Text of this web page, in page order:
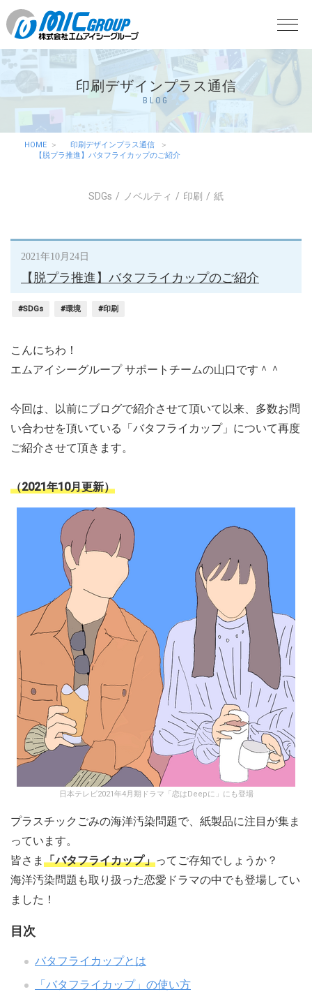
印刷デザインプラス通信
BLOG
HOME
印刷デザインプラス通信
【脱プラ推進】バタフライカップのご紹介
SDGs ノベルティ 印刷 紙
2021年10月24日
【脱プラ推進】バタフライカップのご紹介
#SDGs #環境 #印刷
こんにちわ！
エムアイシーグループ サポートチームの山口です＾＾
今回は、以前にブログで紹介させて頂いて以来、多数お問
い合わせを頂いている「バタフライカップ」について再度
ご紹介させて頂きます。
（2021年10月更新）
日本テレビ2021年4月期ドラマ「恋はDeepに」にも登場
プラスチックごみの海洋汚染問題で、紙製品に注目が集ま
っています。
皆さま 「バタフライカップ」ってご存知でしょうか？
海洋汚染問題も取り扱った恋愛ドラマの中でも登場してい
ました！
目次
バタフライカップとは
「バタフライカップ」の使い方